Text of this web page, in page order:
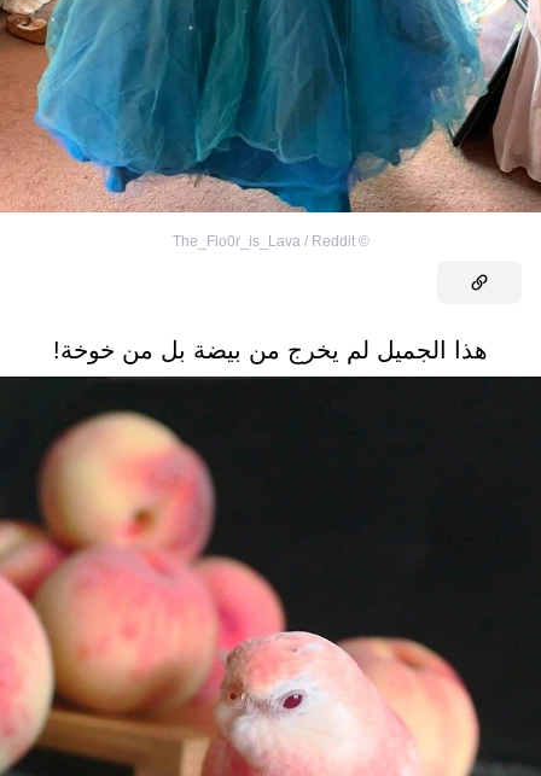
©
The_Flo0r_is_Lava / Reddit
هذا الجميل لم يخرج من بيضة بل من خوخة!